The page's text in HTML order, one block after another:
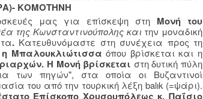
ΚΟΜΟΤΗΝΗ
μας για επίσκεψη στη Μονή του
της Κωνσταντινούπολης και την μοναδική
. Κατευθυνόμαστε στη συνέχεια προς τη
Μπαλουκλιώτισσαόπου βρίσκεται και η
Η Μονή βρίσκεται στη δυτική πύλη
των πηγών", στα οποία οι Βυζαντινοί
του από την τουρκική λέξη balık (=ψάρι).
Επίσκοπο Χρυσουπόλεως κ. Παΐσιο